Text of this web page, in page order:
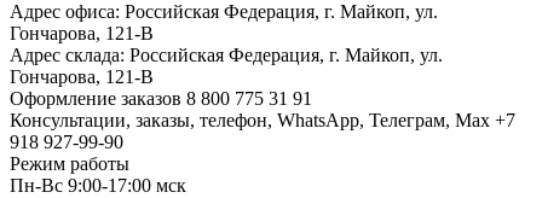
Адрес офиса: Российская Федерация, г. Майкоп, ул.
Гончарова, 121-В
Адрес склада: Российская Федерация, г. Майкоп, ул.
Гончарова, 121-В
Оформление заказов 8 800 775 31 91
Консультации, заказы, телефон, WhatsApp, Телеграм, Мах +7
918 927-99-90
Режим работы
Пн-Вс 9:00-17:00 мск